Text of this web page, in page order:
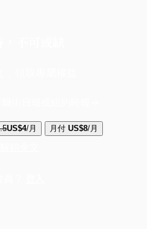
US$4/月 月付 US$8/月